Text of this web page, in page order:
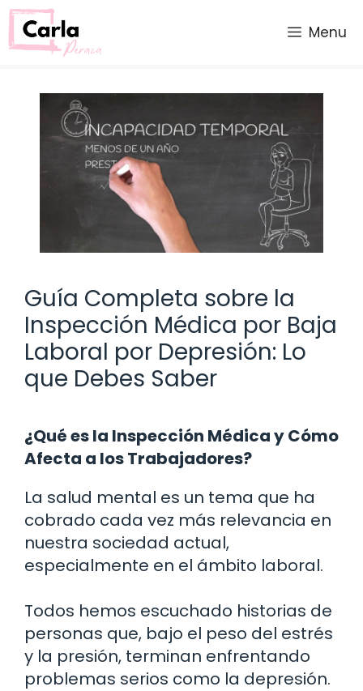
Saltar
al
contenido
Menu
Guía Completa sobre la
Inspección Médica por Baja
Laboral por Depresión: Lo
que Debes Saber
¿Qué es la Inspección Médica y Cómo
Afecta a los Trabajadores?
La salud mental es un tema que ha
cobrado cada vez más relevancia en
nuestra sociedad actual,
especialmente en el ámbito laboral.
Todos hemos escuchado historias de
personas que, bajo el peso del estrés
y la presión, terminan enfrentando
problemas serios como la depresión.